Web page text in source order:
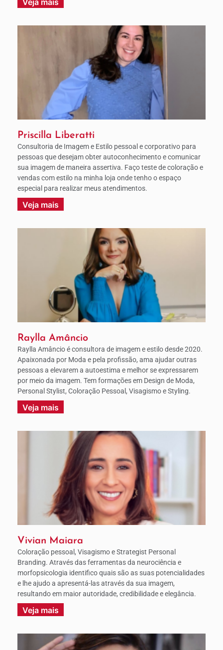
Veja mais
Priscilla Liberatti
Consultoria de Imagem e Estilo pessoal e corporativo para
pessoas que desejam obter autoconhecimento e comunicar
sua imagem de maneira assertiva. Faço teste de coloração e
vendas com estilo na minha loja onde tenho o espaço
especial para realizar meus atendimentos.
Veja mais
Raylla Amâncio
Raylla Amâncio é consultora de imagem e estilo desde 2020.
Apaixonada por Moda e pela profissão, ama ajudar outras
pessoas a elevarem a autoestima e melhor se expressarem
por meio da imagem. Tem formações em Design de Moda,
Personal Stylist, Coloração Pessoal, Visagismo e Styling.
Veja mais
Vivian Maiara
Coloração pessoal, Visagismo e Strategist Personal
Branding. Através das ferramentas da neurociência e
morfopsicologia identifico quais são as suas potencialidades
e lhe ajudo a apresentá-las através da sua imagem,
resultando em maior autoridade, credibilidade e elegância.
Veja mais